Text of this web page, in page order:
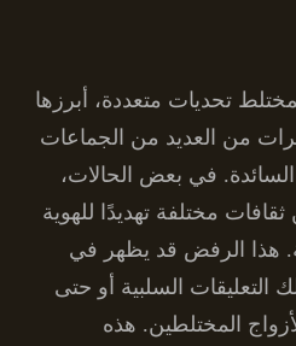
تحديات متعددة، أبرزها
من العديد من الجماعات
السائدة. في بعض الحالات،
مختلفة تهديدًا للهوية
هذا الرفض قد يظهر في
التعليقات السلبية أو حتى
المختلطين. هذه